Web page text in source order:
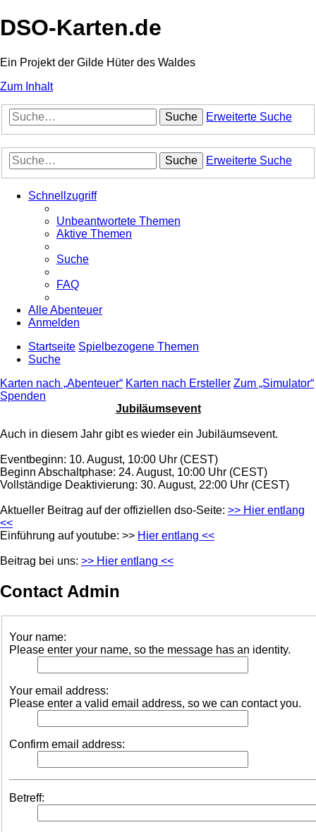
DSO-Karten.de
Ein Projekt der Gilde Hüter des Waldes
Zum Inhalt
Suche Erweiterte Suche
Suche Erweiterte Suche
Schnellzugriff
Unbeantwortete Themen
Aktive Themen
Suche
FAQ
Alle Abenteuer
Anmelden
Startseite Spielbezogene Themen
Suche
Karten nach „Abenteuer“ Karten nach Ersteller Zum „Simulator“
Spenden
Jubiläumsevent
Auch in diesem Jahr gibt es wieder ein Jubiläumsevent.
Eventbeginn: 10. August, 10:00 Uhr (CEST)
Beginn Abschaltphase: 24. August, 10:00 Uhr (CEST)
Vollständige Deaktivierung: 30. August, 22:00 Uhr (CEST)
Aktueller Beitrag auf der offiziellen dso-Seite: >> Hier entlang
<<
Einführung auf youtube: >> Hier entlang <<
Beitrag bei uns: >> Hier entlang <<
Contact Admin
Your name:
Please enter your name, so the message has an identity.
Your email address:
Please enter a valid email address, so we can contact you.
Confirm email address:
Betreff: